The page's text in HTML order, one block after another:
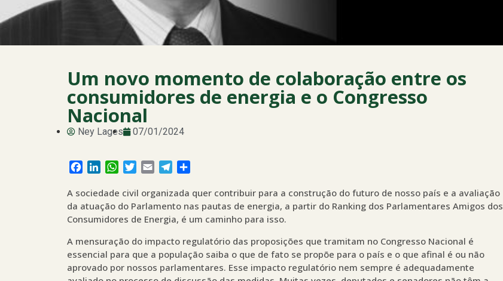
Um novo momento de colaboração entre os
consumidores de energia e o Congresso
Nacional
Ney Lages 07/01/2024
Facebook
LinkedInWhatsApp
Twitter
Email Telegram
A sociedade civil organizada quer contribuir para a construção do futuro de nosso país e a avaliação
da atuação do Parlamento nas pautas de energia, a partir do Ranking dos Parlamentares Amigos dos
Consumidores de Energia, é um caminho para isso.
A mensuração do impacto regulatório das proposições que tramitam no Congresso Nacional é
essencial para que a população saiba o que de fato se propõe para o país e o que afinal é ou não
aprovado por nossos parlamentares. Esse impacto regulatório nem sempre é adequadamente